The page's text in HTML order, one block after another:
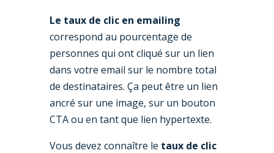
Le taux de clic en emailing
correspond au pourcentage de
personnes qui ont cliqué sur un lien
dans votre email sur le nombre total
de destinataires. Ça peut être un lien
ancré sur une image, sur un bouton
CTA ou en tant que lien hypertexte.
Vous devez connaître le taux de clic